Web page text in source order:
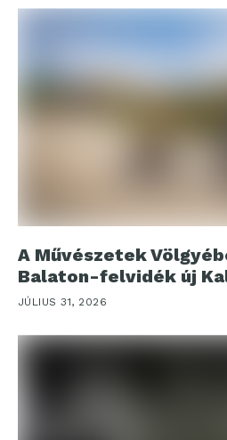
A Művészetek
Balaton-felvidék új
JÚLIUS 31, 2026